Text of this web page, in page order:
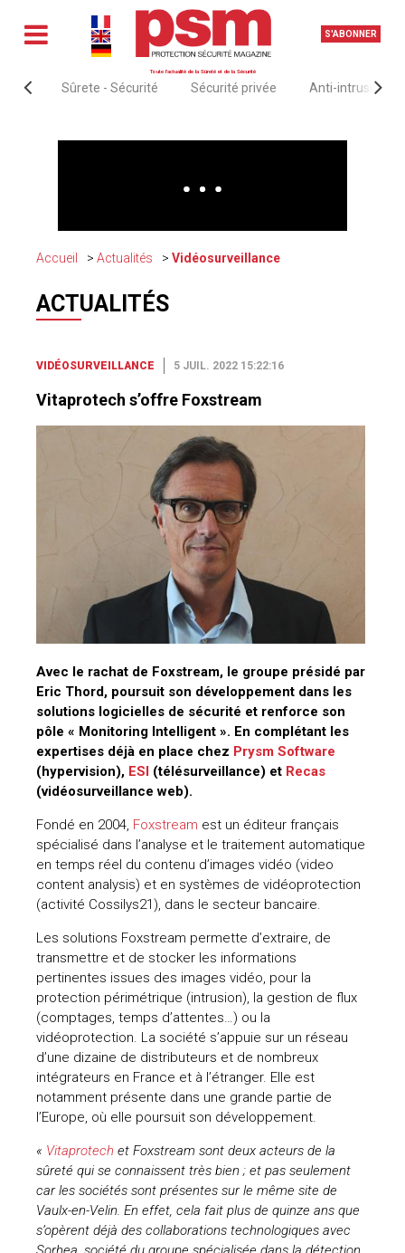
S'ABONNER
Toute l'actualité de la Sûreté et de la Sécurité
Sûrete - Sécurité Sécurité privée Anti-intrusion &
Accueil Actualités Vidéosurveillance
ACTUALITÉS
VIDÉOSURVEILLANCE 5 JUIL. 2022 15:22:16
Vitaprotech s’offre Foxstream
Avec le rachat de Foxstream, le groupe présidé par
Eric Thord, poursuit son développement dans les
solutions logicielles de sécurité et renforce son
pôle « Monitoring Intelligent ». En complétant les
expertises déjà en place chez Prysm Software
(hypervision), ESI (télésurveillance) et Recas
(vidéosurveillance web).
Fondé en 2004, Foxstream est un éditeur français
spécialisé dans l’analyse et le traitement automatique
en temps réel du contenu d’images vidéo (video
content analysis) et en systèmes de vidéoprotection
(activité Cossilys21), dans le secteur bancaire.
Les solutions Foxstream permette d’extraire, de
transmettre et de stocker les informations
pertinentes issues des images vidéo, pour la
protection périmétrique (intrusion), la gestion de flux
(comptages, temps d’attentes…) ou la
vidéoprotection. La société s’appuie sur un réseau
d’une dizaine de distributeurs et de nombreux
intégrateurs en France et à l’étranger. Elle est
notamment présente dans une grande partie de
l’Europe, où elle poursuit son développement.
« Vitaprotech et Foxstream sont deux acteurs de la
sûreté qui se connaissent très bien ; et pas seulement
car les sociétés sont présentes sur le même site de
Vaulx-en-Velin. En effet, cela fait plus de quinze ans que
s’opèrent déjà des collaborations technologiques avec